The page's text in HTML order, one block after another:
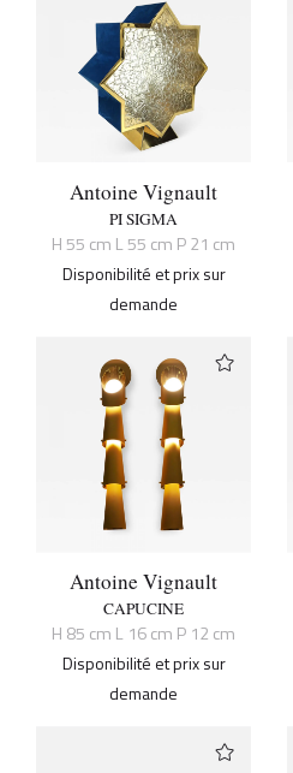
Antoine Vignault
PI SIGMA
H 55 cm L 55 cm P 21 cm
Disponibilité et prix sur
demande
Antoine Vignault
CAPUCINE
H 85 cm L 16 cm P 12 cm
Disponibilité et prix sur
demande